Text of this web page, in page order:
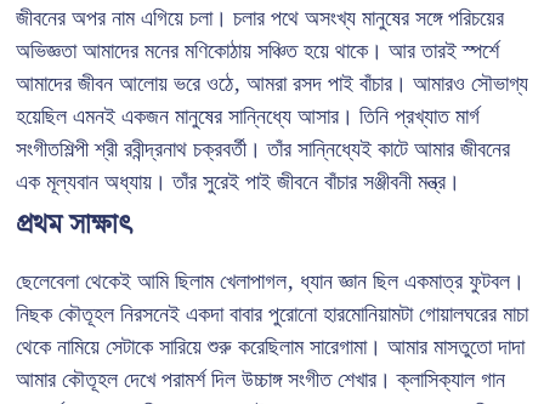
জীবনের অপর নাম এগিয়ে চলা। চলার পথে অসংখ্য মানুষের সঙ্গে পরিচয়ের
অভিজ্ঞতা আমাদের মনের মণিকোঠায় সঞ্চিত হয়ে থাকে। আর তারই স্পর্শে
আমাদের জীবন আলোয় ভরে ওঠে, আমরা রসদ পাই বাঁচার। আমারও সৌভাগ্য
হয়েছিল এমনই একজন মানুষের সান্নিধ্যে আসার। তিনি প্রখ্যাত মার্গ
সংগীতশিল্পী শ্রী রবীন্দ্রনাথ চক্রবর্তী। তাঁর সান্নিধ্যেই কাটে আমার জীবনের
এক মূল্যবান অধ্যায়। তাঁর সুরেই পাই জীবনে বাঁচার সঞ্জীবনী মন্ত্র।
প্রথম সাক্ষাৎ
ছেলেবেলা থেকেই আমি ছিলাম খেলাপাগল, ধ্যান জ্ঞান ছিল একমাত্র ফুটবল।
নিছক কৌতূহল নিরসনেই একদা বাবার পুরোনো হারমোনিয়ামটা গোয়ালঘরের মাচা
থেকে নামিয়ে সেটাকে সারিয়ে শুরু করেছিলাম সারেগামা। আমার মাসতুতো দাদা
আমার কৌতূহল দেখে পরামর্শ দিল উচ্চাঙ্গ সংগীত শেখার। ক্লাসিক্যাল গান